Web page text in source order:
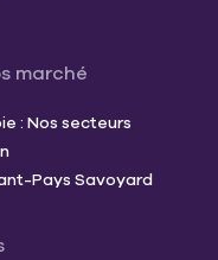
marché
: Nos secteurs
Pays Savoyard